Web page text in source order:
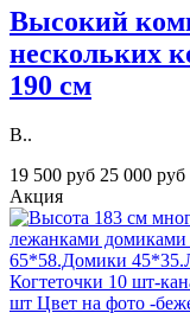
Высокий
нескольких
190 см
В..
19 500 руб 25 000 руб
Акция